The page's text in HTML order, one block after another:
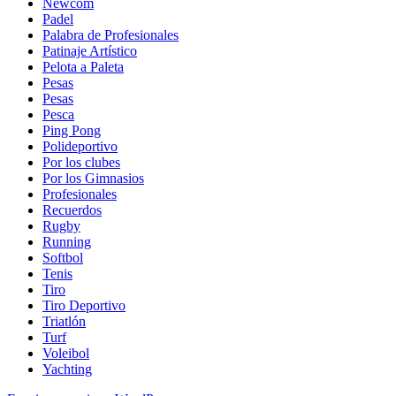
Padel
Palabra de Profesionales
Patinaje Artístico
Pelota a Paleta
Pesas
Pesas
Pesca
Ping Pong
Polideportivo
Por los clubes
Por los Gimnasios
Profesionales
Recuerdos
Rugby
Running
Softbol
Tenis
Tiro
Tiro Deportivo
Triatlón
Turf
Voleibol
Yachting